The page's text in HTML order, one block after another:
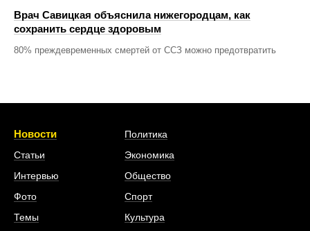
Врач Савицкая объяснила нижегородцам, как
сохранить сердце здоровым
80% преждевременных смертей от ССЗ можно предотвратить
Новости
Статьи
Интервью
Фото
Темы
Политика
Экономика
Общество
Спорт
Культура